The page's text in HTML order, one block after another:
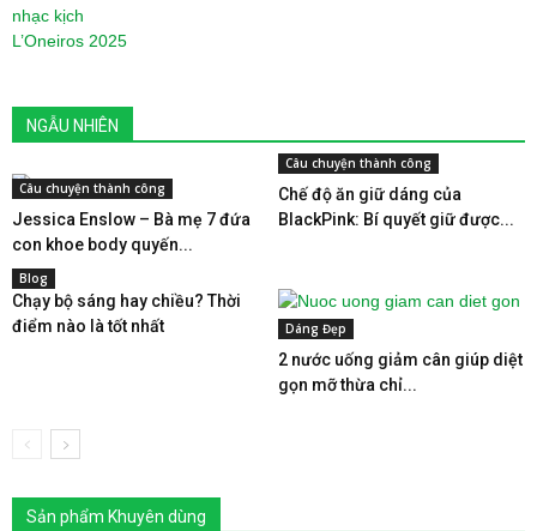
NGẪU NHIÊN
Câu chuyện thành công
Jessica Enslow – Bà mẹ 7 đứa
con khoe body quyến...
Câu chuyện thành công
Chế độ ăn giữ dáng của
BlackPink: Bí quyết giữ được...
Blog
Chạy bộ sáng hay chiều? Thời
điểm nào là tốt nhất
Dáng Đẹp
2 nước uống giảm cân giúp diệt
gọn mỡ thừa chỉ...
Sản phẩm Khuyên dùng